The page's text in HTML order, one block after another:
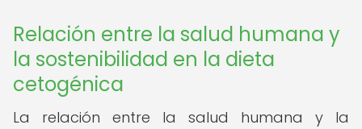
Relación entre la salud humana y
la sostenibilidad en la dieta
cetogénica
La relación entre la salud humana y la